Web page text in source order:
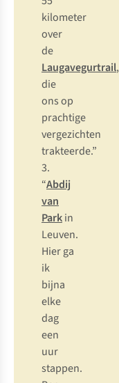
kilometer
over
de
Laugavegurtrail,
die
ons op
prachtige
vergezichten
trakteerde.”
3.
“Abdij
van
Parkin
Leuven.
Hier ga
ik
bijna
elke
dag
een
uur
stappen.